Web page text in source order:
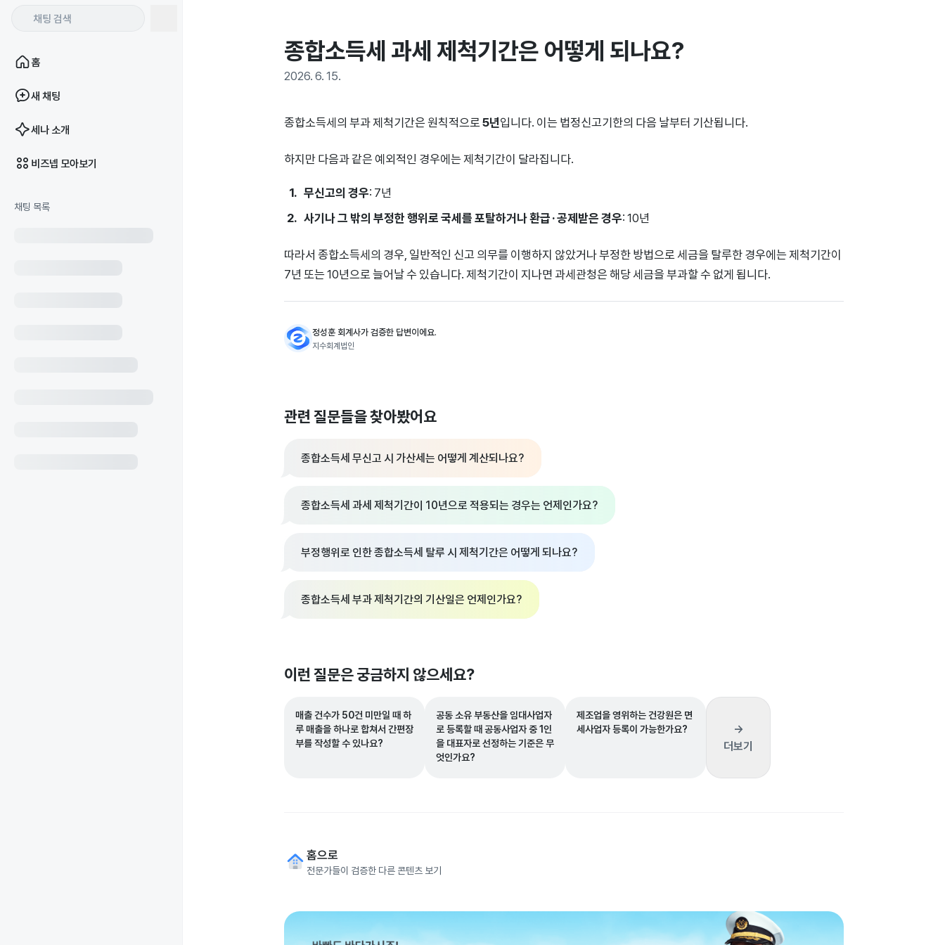
홈
새 채팅
세나 소개
비즈넵 모아보기
채팅 목록
종합소득세 과세 제척기간은 어떻게 되나요?
2026. 6. 15.
종합소득세의 부과 제척기간은 원칙적으로5년입니다. 이는 법정신고기한의 다음 날부터 기산됩니다.
하지만 다음과 같은 예외적인 경우에는 제척기간이 달라집니다.
무신고의 경우: 7년
사기나 그 밖의 부정한 행위로 국세를 포탈하거나 환급·공제받은 경우: 10년
따라서 종합소득세의 경우, 일반적인 신고 의무를 이행하지 않았거나 부정한 방법으로 세금을 탈루한 경우에는 제척기간이
7년 또는 10년으로 늘어날 수 있습니다. 제척기간이 지나면 과세관청은 해당 세금을 부과할 수 없게 됩니다.
정성훈 회계사가 검증한 답변이에요.
지수회계법인
관련 질문들을 찾아봤어요
종합소득세 무신고 시 가산세는 어떻게 계산되나요?
종합소득세 과세 제척기간이 10년으로 적용되는 경우는 언제인가요?
부정행위로 인한 종합소득세 탈루 시 제척기간은 어떻게 되나요?
종합소득세 부과 제척기간의 기산일은 언제인가요?
이런 질문은 궁금하지 않으세요?
매출 건수가 50건 미만일 때 하
루 매출을 하나로 합쳐서 간편장
부를 작성할 수 있나요?
공동 소유 부동산을 임대사업자
로 등록할 때 공동사업자 중 1인
을 대표자로 선정하는 기준은 무
엇인가요?
제조업을 영위하는 건강원은 면
세사업자 등록이 가능한가요?
→
더보기
홈으로
전문가들이 검증한 다른 콘텐츠 보기